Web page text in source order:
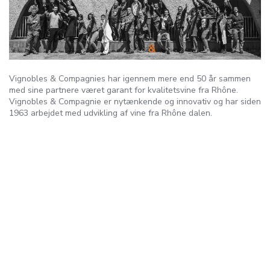
Vignobles & Compagnies har igennem mere end 50 år sammen
med sine partnere været garant for kvalitetsvine fra Rhône.
Vignobles & Compagnie er nytænkende og innovativ og har siden
1963 arbejdet med udvikling af vine fra Rhône dalen.